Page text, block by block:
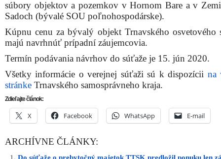
súbory objektov a pozemkov v Hornom Bare a v
Sadoch (bývalé SOU poľnohospodárske).
Kúpnu cenu za bývalý objekt Trnavského osvetového
majú navrhnúť prípadní záujemcovia.
Termín podávania návrhov do súťaže je 15. jún 2020.
Všetky informácie o verejnej súťaži sú k dispozícii na
stránke Trnavského samosprávneho kraja.
Zdieľajte článok:
X Facebook WhatsApp E-mail
ARCHÍVNE ČLÁNKY: